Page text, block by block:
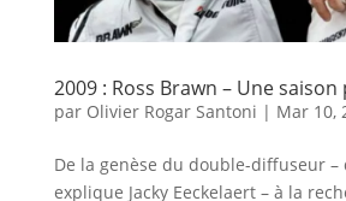
2009 : Ross Brawn – Une
par Olivier Rogar Santoni | Mar 10,
De la genèse du double-diffuseur –
explique Jacky Eeckelaert – à la